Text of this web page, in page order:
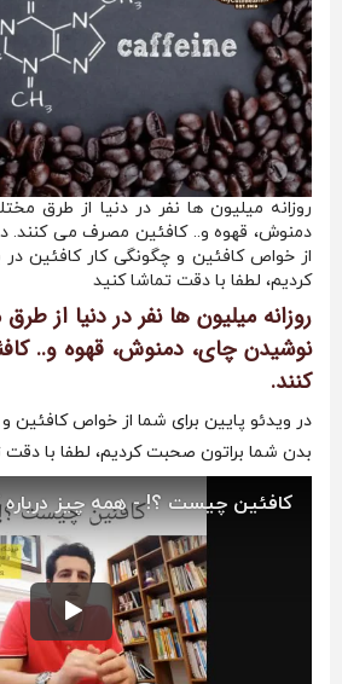
روزانه میلیون ها نفر در دنیا از طرق
دمنوش، قهوه و.. کافئین مصرف می کنند.
از خواص کافئین و چگونگی کار کافئین
کردیم، لطفا با دقت تماشا کنید
روزانه میلیون ها نفر در دنیا از
نوشیدن چای، دمنوش، قهوه و..
کنند.
در ویدئو پایین برای شما از خواص کافئین
بدن شما براتون صحبت کردیم، لطفا با دقت